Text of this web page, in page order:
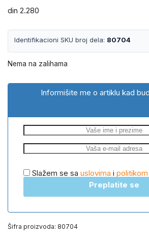
din 2.280
Identifikacioni SKU broj dela: 80704
Nema na zalihama
Informišite me o artiklu kad
Slažem se sa uslovima i
Preplatite se
Šifra proizvoda: 80704